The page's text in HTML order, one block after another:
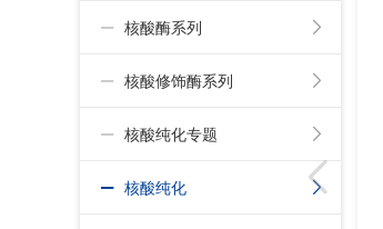
核酸酶系列
核酸修饰酶系列
核酸纯化专题
核酸纯化